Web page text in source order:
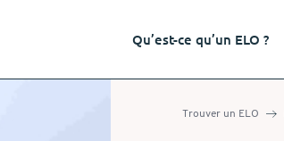
Qu’est-ce qu’un ELO ?
Trouver un ELO